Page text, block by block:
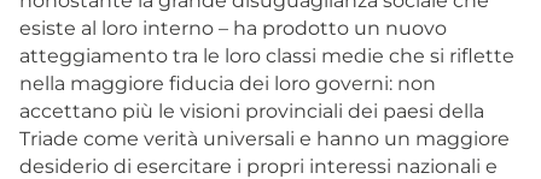
esiste al loro interno – ha prodotto un nuovo
atteggiamento tra le loro classi medie che si riflette
nella maggiore fiducia dei loro governi: non
accettano più le visioni provinciali dei paesi della
Triade come verità universali e hanno un maggiore
desiderio di esercitare i propri interessi nazionali e